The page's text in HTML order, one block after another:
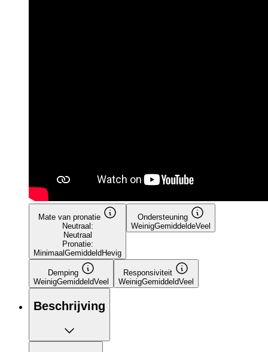
Mate van pronatie
Neutraal:
Neutraal
Pronatie:
Minimaal Gemiddeld Hevig
Ondersteuning
WeinigGemiddeldeVeel
Demping
WeinigGemiddeldVeel
Responsiviteit
WeinigGemiddeldVeel
Beschrijving